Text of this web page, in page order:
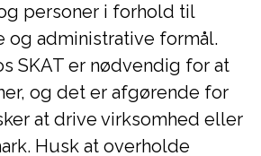
personer i forhold til
administrative formål.
SKAT er nødvendig for at
og det er afgørende for
at drive virksomhed eller
Husk at overholde